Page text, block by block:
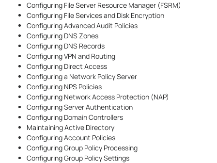
Configuring File Server Resource Manager (FSRM)
Configuring File Services and Disk Encryption
Configuring Advanced Audit Policies
Configuring DNS Zones
Configuring DNS Records
Configuring VPN and Routing
Configuring Direct Access
Configuring a Network Policy Server
Configuring NPS Policies
Configuring Network Access Protection (NAP)
Configuring Server Authentication
Configuring Domain Controllers
Maintaining Active Directory
Configuring Account Policies
Configuring Group Policy Processing
Configuring Group Policy Settings